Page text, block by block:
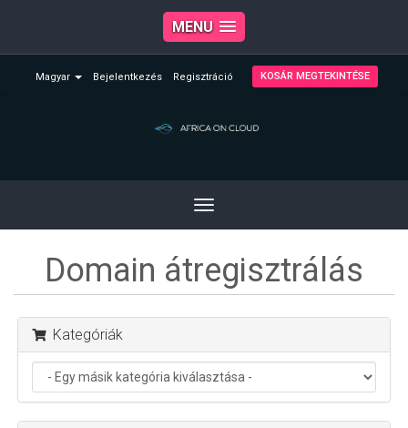
MENU
Magyar Bejelentkezés Regisztráció KOSÁR MEGTEKINTÉSE
Toggle
navigation
Domain átregisztrálás
Kategóriák